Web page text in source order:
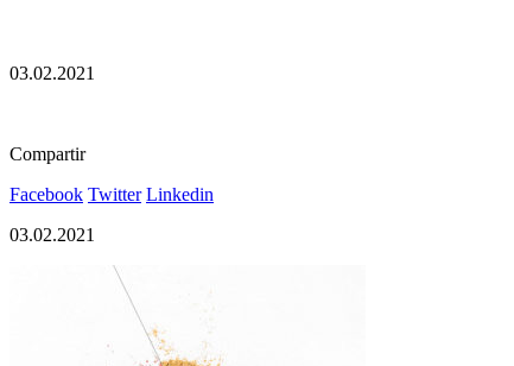
03.02.2021
Compartir
Facebook Twitter Linkedin
03.02.2021